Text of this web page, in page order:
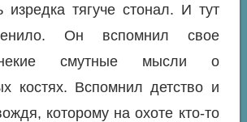
тягуче стонал. И тут
Он вспомнил свое
смутные мысли о
костях. Вспомнил детство и
которому на охоте кто-то